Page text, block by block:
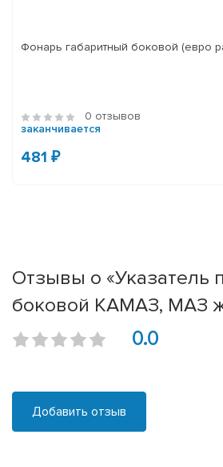
Фонарь габаритный боковой (евро
0 отзывов
заканчивается
481 ₽
Отзывы о «Указатель
боковой КАМАЗ, МАЗ
0.0
Добавить отзыв